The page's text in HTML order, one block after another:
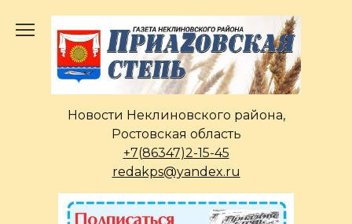
содержанию
Новости Неклиновского района,
Ростовская область
+7(86347)2-15-45
redakps@yandex.ru